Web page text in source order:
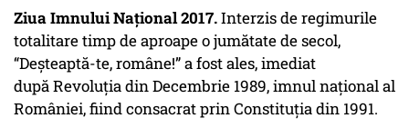
Ziua Imnului Național 2017.Interzis de regimurile
totalitare timp de aproape o jumătate de secol,
“Deşteaptă-te, române!” a fost ales, imediat
după Revoluţia din Decembrie 1989, imnul naţional al
României, fiind consacrat prin Constituţia din 1991.